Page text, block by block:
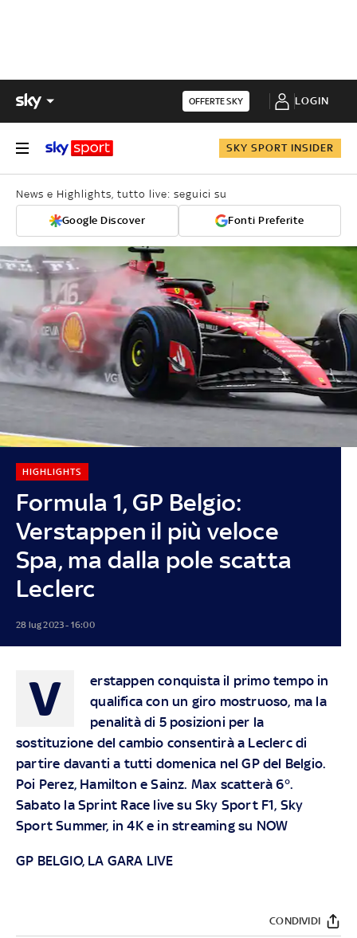
OFFERTE SKY LOGIN
SKY SPORT INSIDER
News e Highlights, tutto live: seguici su
Google Discover Fonti Preferite
Formula 1, GP Belgio:
Verstappen il più veloce
Spa, ma dalla pole scatta
Leclerc
HIGHLIGHTS
28 lug 2023 - 16:00
V
erstappen conquista il primo tempo in
qualifica con un giro mostruoso, ma la
penalità di 5 posizioni per la
sostituzione del cambio consentirà a Leclerc di
partire davanti a tutti domenica nel GP del Belgio.
Poi Perez, Hamilton e Sainz. Max scatterà 6°.
Sabato la Sprint Race live su Sky Sport F1, Sky
Sport Summer, in 4K e in streaming su NOW
GP BELGIO, LA GARA LIVE
CONDIVIDI